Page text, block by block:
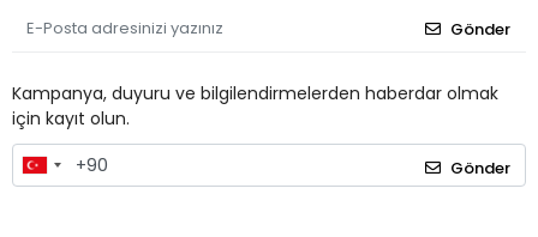
Gönder
Kampanya, duyuru ve bilgilendirmelerden haberdar olmak
için kayıt olun.
Gönder